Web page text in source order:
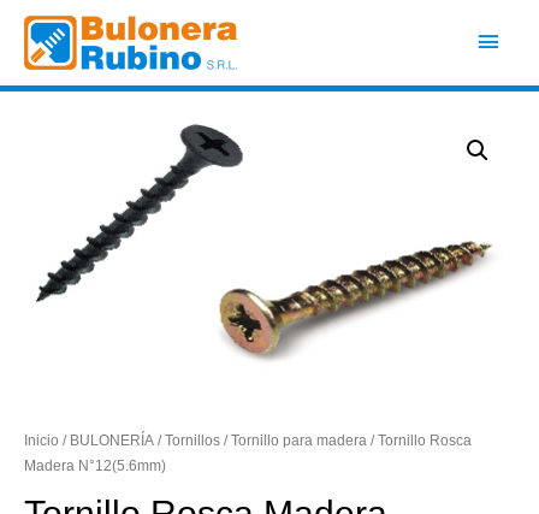
contenido
Inicio / BULONERÍA /Tornillos /Tornillo para madera / Tornillo Rosca
Madera N°12(5.6mm)